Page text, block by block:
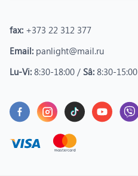
fax: +373 22 312 377
Email: panlight@mail.ru
Lu-Vi: 8:30-18:00 / Sâ: 8:30-15:00